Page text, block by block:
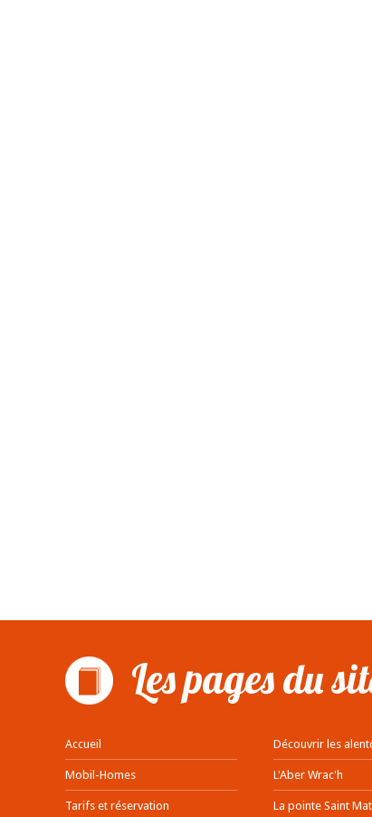
Les pages du
Accueil Découvrir les
Mobil-Homes L'Aber Wrac'h
Tarifs et réservation La pointe Saint